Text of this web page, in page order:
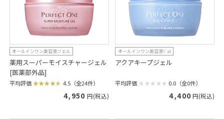
オールインワン美容液ジェル
薬用スーパーモイスチャージェル
[医薬部外品]
平均評価 4.5（全24件）
4,950 円(税込)
オールインワン美容液ｼﾞｪﾙ
アクアキープジェル
平均評価 0.0（全0件）
4,400 円(税込)